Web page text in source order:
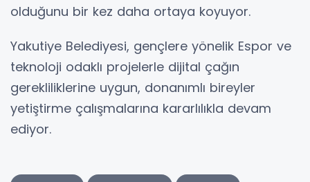
olduğunu bir kez daha ortaya koyuyor.
Yakutiye Belediyesi, gençlere yönelik Espor ve
teknoloji odaklı projelerle dijital çağın
gerekliliklerine uygun, donanımlı bireyler
yetiştirme çalışmalarına kararlılıkla devam
ediyor.